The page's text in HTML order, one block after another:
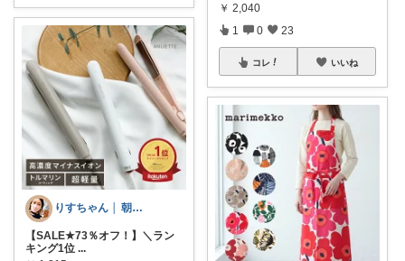
りすちゃん │ 朝コレ
【SALE★73％オフ！】＼ラン
キング1位 ...
￥ 2,040
1 0 23
コレ いいね